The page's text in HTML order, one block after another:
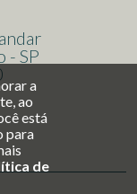
andar
- SP
a
ao
está
para
de